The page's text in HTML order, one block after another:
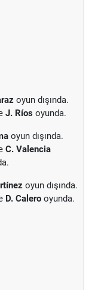
oyun dışında.
J. Ríos oyunda.
oyun dışında.
C. Valencia
oyun dışında.
D. Calero oyunda.